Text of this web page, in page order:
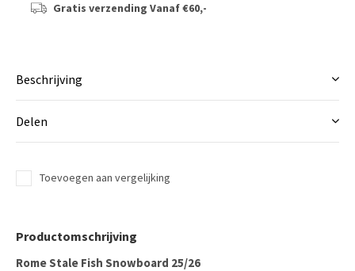
Gratis verzending Vanaf €60,-
Beschrijving
Delen
Toevoegen aan vergelijking
Productomschrijving
Rome Stale Fish Snowboard 25/26